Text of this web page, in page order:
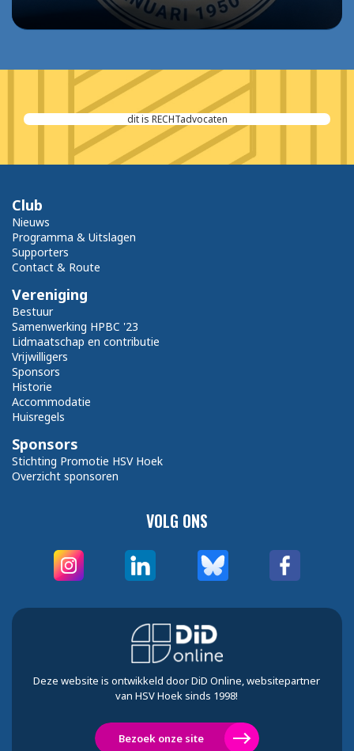
Maas Afbouw B.V.
VOLG ONS
Club
Nieuws
Programma & Uitslagen
Supporters
Contact & Route
Vereniging
Bestuur
Samenwerking HPBC '23
Lidmaatschap en contributie
Vrijwilligers
Sponsors
Historie
Accommodatie
Huisregels
Sponsors
Stichting Promotie HSV Hoek
Overzicht sponsoren
Deze website is ontwikkeld door DiD Online, websitepartner
van HSV Hoek sinds 1998!
Bezoek onze site